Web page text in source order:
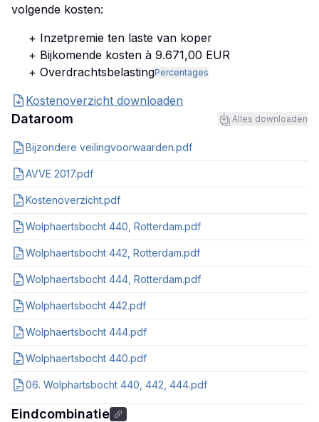
volgende kosten:
+ Inzetpremie ten laste van koper
+ Bijkomende kosten à 9.671,00 EUR
+ OverdrachtsbelastingPercentages
Kostenoverzicht downloaden
Dataroom Alles downloaden
Bijzondere veilingvoorwaarden.pdf
AVVE 2017.pdf
Kostenoverzicht.pdf
Wolphaertsbocht 440, Rotterdam.pdf
Wolphaertsbocht 442, Rotterdam.pdf
Wolphaertsbocht 444, Rotterdam.pdf
Wolphaertsbocht 442.pdf
Wolphaertsbocht 444.pdf
Wolphaertsbocht 440.pdf
06. Wolphartsbocht 440, 442, 444.pdf
Eindcombinatie